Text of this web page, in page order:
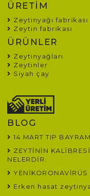
ÜRETİM
Zeytinyağı fabrikası
Zeytin fabrikası
ÜRÜNLER
Zeytinyağları
Zeytinler
Siyah çay
BLOG
14 MART TIP
ZEYTİNİN
NELERDİR.
YENİKORONAVİRÜS
Erken hasat